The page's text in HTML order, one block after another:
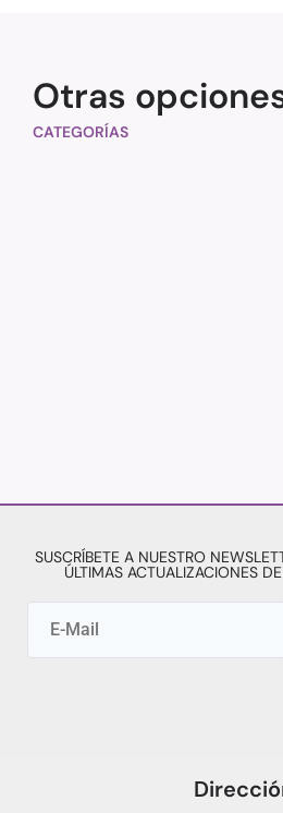
Otras
CATEGORÍAS
SUSCRÍBETE A NUESTRO
ÚLTIMAS ACTUALIZACIONES